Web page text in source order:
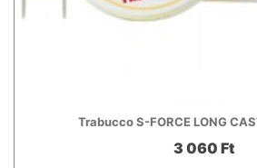
Trabucco S-FORCE LONG
3 060 Ft